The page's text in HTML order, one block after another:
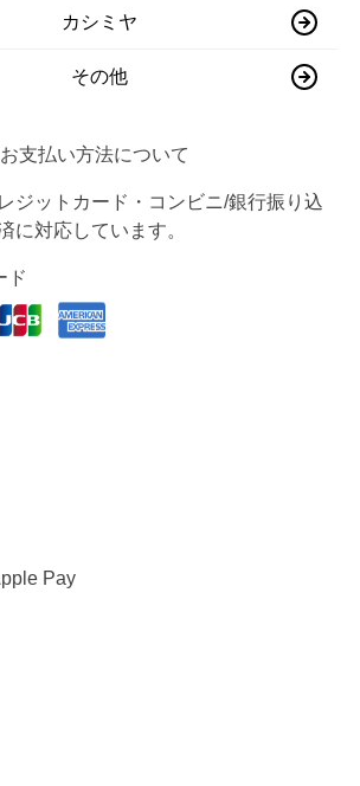
カシミヤ
その他
お支払い方法について
ジットカード・コンビニ/銀行振り込
に対応しています。
ド
Pay